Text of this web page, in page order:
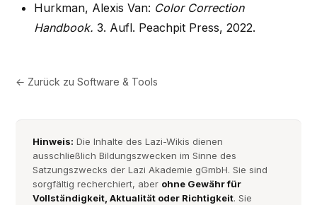
Hurkman, Alexis Van: Color Correction
Handbook. 3. Aufl. Peachpit Press, 2022.
← Zurück zuSoftware & Tools
Hinweis: Die Inhalte des Lazi-Wikis dienen
ausschließlich Bildungszwecken im Sinne des
Satzungszwecks der Lazi Akademie gGmbH. Sie sind
sorgfältig recherchiert, aber ohne Gewähr für
Vollständigkeit, Aktualität oder Richtigkeit. Sie